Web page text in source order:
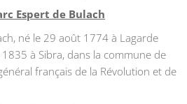
Espert de Bulach
né le 29 août 1774 à Lagarde
à Sibra, dans la commune de
français de la Révolution et de